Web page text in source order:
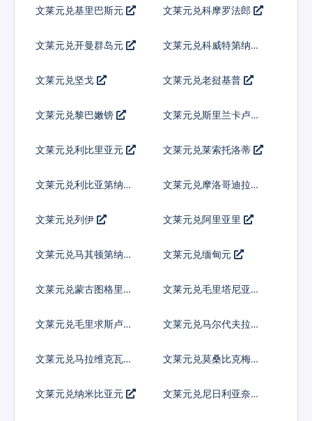
文莱元兑基里巴斯元 文莱元兑科摩罗法郎
文莱元兑开曼群岛元 文莱元兑科威特第纳尔
文莱元兑坚戈 文莱元兑老挝基普
文莱元兑黎巴嫩镑 文莱元兑斯里兰卡卢比
文莱元兑利比里亚元 文莱元兑莱索托洛蒂
文莱元兑利比亚第纳尔 文莱元兑摩洛哥迪拉姆
文莱元兑列伊 文莱元兑阿里亚里
文莱元兑马其顿第纳尔 文莱元兑缅甸元
文莱元兑蒙古图格里克
文莱元兑毛里塔尼亚乌
文莱元兑毛里求斯卢比
文莱元兑马尔代夫拉菲
文莱元兑马拉维克瓦查
文莱元兑莫桑比克梅蒂
文莱元兑纳米比亚元 文莱元兑尼日利亚奈拉